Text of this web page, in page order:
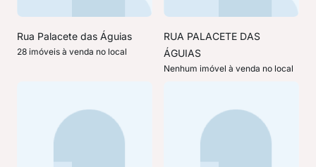
Rua Palacete das Águias
28 imóveis à venda no local
RUA PALACETE DAS
ÁGUIAS
Nenhum imóvel à venda no local